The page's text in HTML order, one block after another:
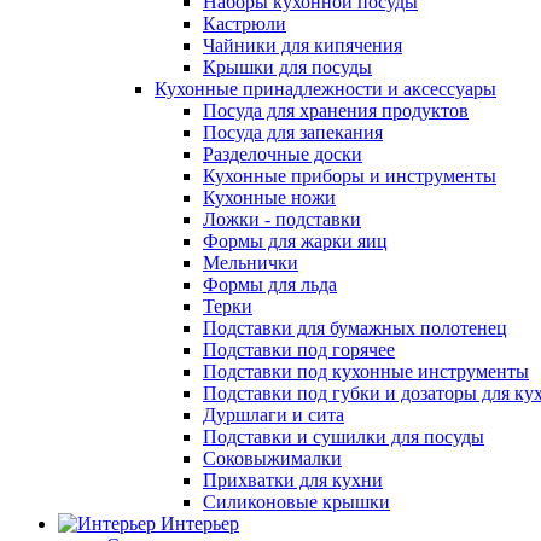
Кастрюли
Чайники для кипячения
Крышки для посуды
Кухонные принадлежности и аксессуары
Посуда для хранения продуктов
Посуда для запекания
Разделочные доски
Кухонные приборы и инструменты
Кухонные ножи
Ложки - подставки
Формы для жарки яиц
Мельнички
Формы для льда
Терки
Подставки для бумажных полотенец
Подставки под горячее
Подставки под кухонные инструменты
Подставки под губки и дозаторы для
Дуршлаги и сита
Подставки и сушилки для посуды
Соковыжималки
Прихватки для кухни
Силиконовые крышки
Интерьер